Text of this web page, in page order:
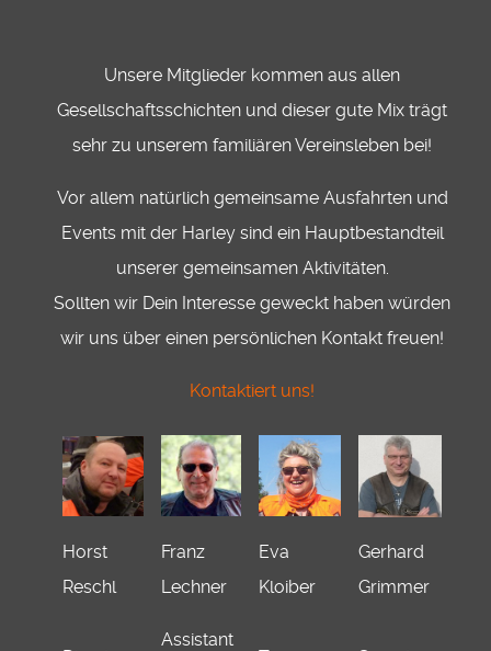
Unsere Mitglieder kommen aus allen
Gesellschaftsschichten und dieser gute Mix trägt
sehr zu unserem familiären Vereinsleben bei!
Vor allem natürlich gemeinsame Ausfahrten und
Events mit der Harley sind ein Hauptbestandteil
unserer gemeinsamen Aktivitäten.
Sollten wir Dein Interesse geweckt haben würden
wir uns über einen persönlichen Kontakt freuen!
Kontaktiert uns!
Horst
Reschl
Franz
Lechner
Eva
Kloiber
Gerhard
Grimmer
Assistant